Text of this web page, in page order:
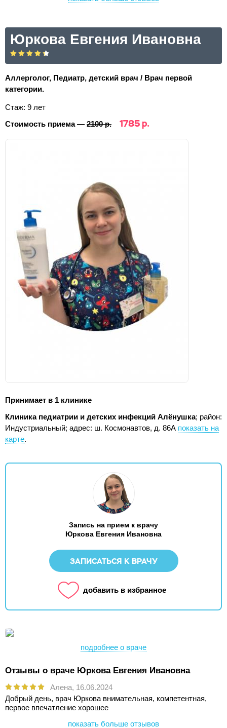
Юркова Евгения Ивановна
Аллерголог, Педиатр, детский врач / Врач первой
категории.
Стаж: 9 лет
Стоимость приема — 2100 р. 1785 р.
Принимает в 1 клинике
Клиника педиатрии и детских инфекций Алёнушка; район:
Индустриальный; адрес: ш. Космонавтов, д. 86А показать на
карте.
Запись на прием к врачу
Юркова Евгения Ивановна
ЗАПИСАТЬСЯ К ВРАЧУ
добавить в избранное
подробнее о враче
Отзывы о враче Юркова Евгения Ивановна
Алена, 16.06.2024
Добрый день, врач Юркова внимательная, компетентная,
первое впечатление хорошее
показать больше отзывов